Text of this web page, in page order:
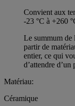
Convient aux
-23 °C à +260
Le summum de
partir de
entier, ce qui
d’attendre
Matériau:
Céramique